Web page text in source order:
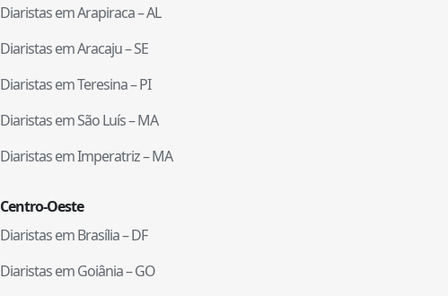
Diaristas emArapiraca–AL
Diaristas emAracaju–SE
Diaristas emTeresina–PI
Diaristas emSão Luís–MA
Diaristas emImperatriz–MA
Centro-Oeste
Diaristas emBrasília–DF
Diaristas emGoiânia–GO